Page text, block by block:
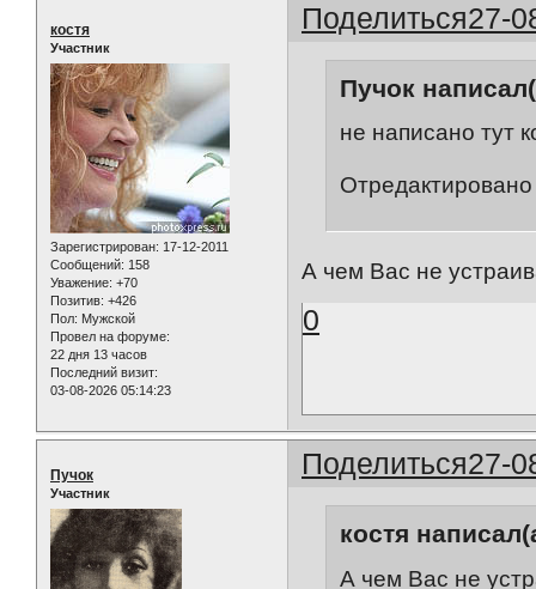
Поделиться27-
костя
Участник
Зарегистрирован: 17-12-2011
Сообщений: 158
Уважение: +70
Позитив: +426
Пол: Мужской
Провел на форуме:
22 дня 13 часов
Последний визит:
03-08-2026 05:14:23
Пучок
не написано тут
А чем Вас не
0
Поделиться27-
Пучок
Участник
костя
А чем Вас не